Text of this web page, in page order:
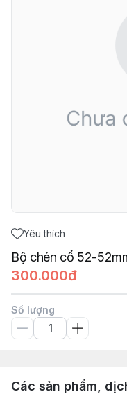
Yêu thích
Bộ chén cổ 52-
300.000đ
Số lượng
Các sản phẩm,